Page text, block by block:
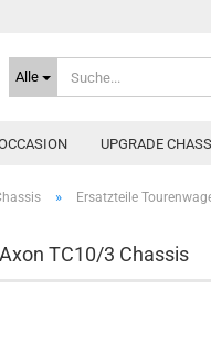
Alle
UPGRADE
» Ersatzteile
TC10/3 Chassis